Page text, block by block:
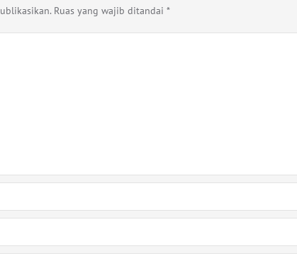
Ruas yang wajib ditandai *